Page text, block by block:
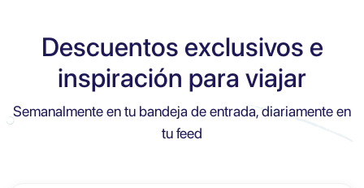
Descuentos exclusivos e
inspiración para viajar
Semanalmente en tu bandeja de entrada, diariamente en
tu feed